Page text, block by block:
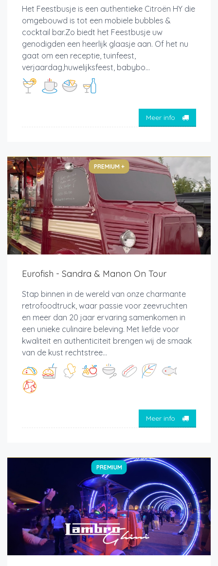
Het Feestbusje is een authentieke Citroën HY die
omgebouwd is tot een mobiele bubbles &
cocktail bar.Zo biedt het Feestbusje uw
genodigden een heerlijk glaasje aan. Of het nu
gaat om een receptie, tuinfeest,
verjaardag,huwelijksfeest, babybo...
Meer info
PREMIUM +
Eurofish - Sandra & Manon On Tour
Stap binnen in de wereld van onze charmante
retrofoodtruck, waar passie voor zeevruchten
en meer dan 20 jaar ervaring samenkomen in
een unieke culinaire beleving. Met liefde voor
kwaliteit en authenticiteit brengen wij de smaak
van de kust rechtstree...
Meer info
PREMIUM